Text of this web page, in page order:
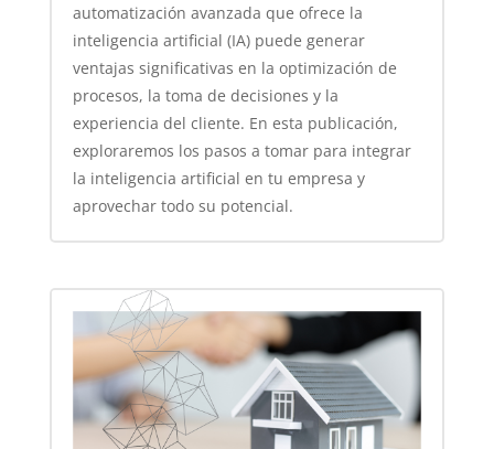
automatización avanzada que ofrece la
inteligencia artificial (IA) puede generar
ventajas significativas en la optimización de
procesos, la toma de decisiones y la
experiencia del cliente. En esta publicación,
exploraremos los pasos a tomar para integrar
la inteligencia artificial en tu empresa y
aprovechar todo su potencial.